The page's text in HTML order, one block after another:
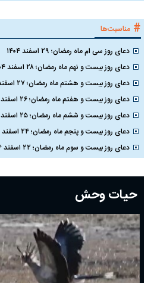
# مناسبت‌ها
دعای روز سی ام ماه رمضان؛ ۲۹ اسفند ۱۴۰۴
دعای روز بیست و نهم ماه رمضان؛ ۲۸ اسفند ۱۴۰۴
دعای روز بیست و هشتم ماه رمضان؛ ۲۷ اسفند ۱۴۰۴
دعای روز بیست و هفتم ماه رمضان؛ ۲۶ اسفند ۱۴۰۴
دعای روز بیست و ششم ماه رمضان؛ ۲۵ اسفند ۱۴۰۴
دعای روز بیست و پنجم ماه رمضان؛ ۲۴ اسفند ۱۴۰۴
دعای روز بیست و سوم ماه رمضان؛ ۲۲ اسفند ۱۴۰۴
دعای روز بیستم ماه رمضان؛ ۱۹ اسفند ۱۴۰۴
دعای روز هشتم ماه مبارک رمضان؛ ۷ اسفند ماه ۱۴۰۴
دعای روز هفتم ماه رمضان؛ ۶ اسفند ۱۴۰۴
دعای روز ششم ماه رمضان؛ ۵ اسفند ۱۴۰۴
دعای روز پنجم ماه رمضان؛ ۴ اسفند ۱۴۰۴
دعای روز چهارم ماه مبارک رمضان؛ ۳ اسفند ۱۴۰۴
دعای روز سوم ماه مبارک رمضان؛ ۱۴ اسفند ۱۴۰۴
حیات وحش